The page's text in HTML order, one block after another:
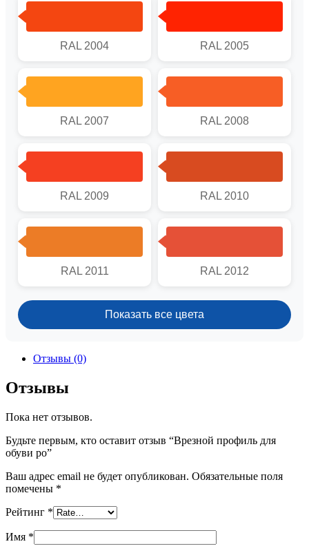
RAL 2004 RAL 2005
RAL 2007 RAL 2008
RAL 2009 RAL 2010
RAL 2011 RAL 2012
Показать все цвета
Отзывы (0)
Отзывы
Пока нет отзывов.
Будьте первым, кто оставит отзыв “Врезной профиль для
обуви ро”
Ваш адрес email не будет опубликован. Обязательные поля
помечены *
Рейтинг *
Имя *